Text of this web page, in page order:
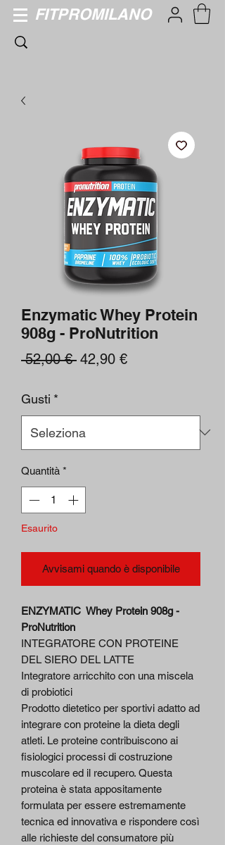
FITPROMILANO
Enzymatic Whey Protein
908g - ProNutrition
52,00 € Prezzo
42,90 €Prezzo
Gusti *
Quantità *
Esaurito
Avvisami quando è disponibile
ENZYMATIC Whey Protein 908g -
ProNutrition
INTEGRATORE CON PROTEINE
DEL SIERO DEL LATTE
Integratore arricchito con una miscela
di probiotici
Prodotto dietetico per sportivi adatto ad
integrare con proteine la dieta degli
atleti. Le proteine contribuiscono ai
fisiologici processi di costruzione
muscolare ed il recupero. Questa
proteina è stata appositamente
formulata per essere estremamente
tecnica ed innovativa e rispondere così
alle richieste del consumatore più